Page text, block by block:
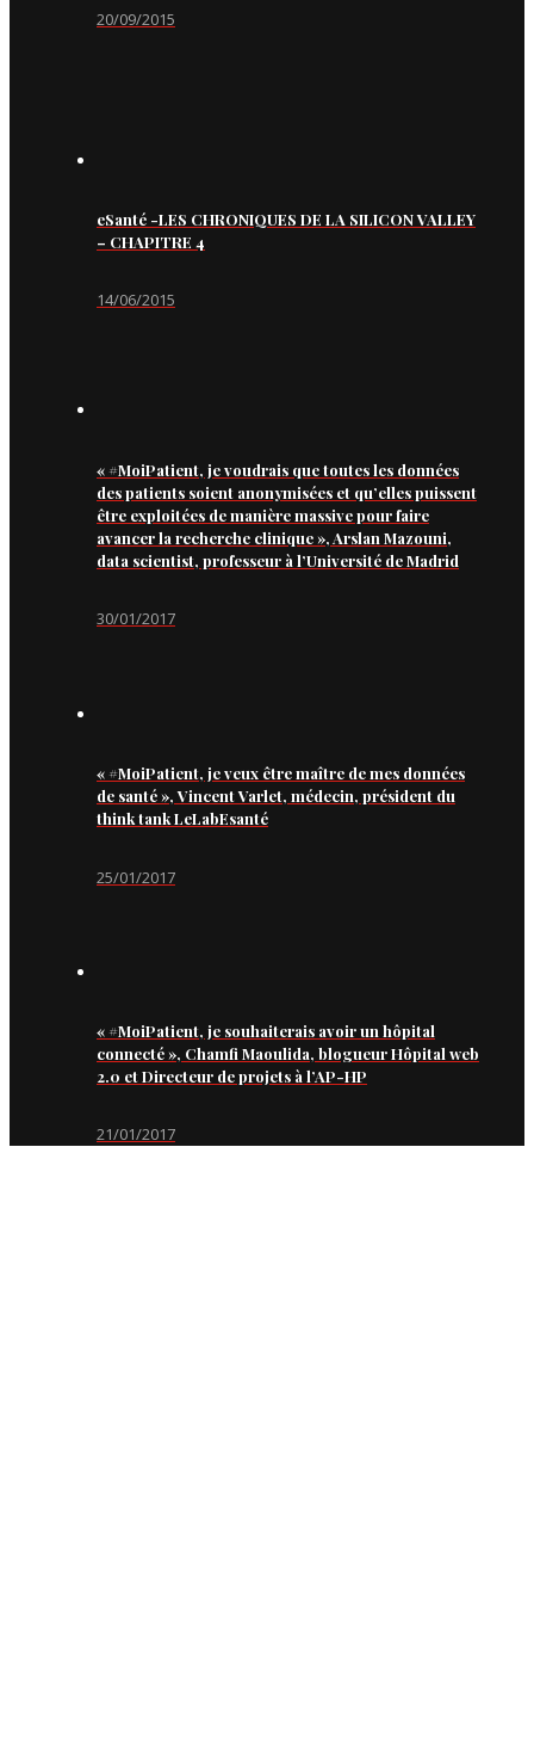
20/09/2015
eSanté -LES CHRONIQUES DE LA SILICON VALLEY
– CHAPITRE 4
14/06/2015
« #MoiPatient, je voudrais que toutes les données
des patients soient anonymisées et qu’elles puissent
être exploitées de manière massive pour faire
avancer la recherche clinique », Arslan Mazouni,
data scientist, professeur à l’Université de Madrid
30/01/2017
« #MoiPatient, je veux être maître de mes données
de santé », Vincent Varlet, médecin, président du
think tank LeLabEsanté
25/01/2017
« #MoiPatient, je souhaiterais avoir un hôpital
connecté », Chamfi Maoulida, blogueur Hôpital web
2.0 et Directeur de projets à l’AP-HP
21/01/2017